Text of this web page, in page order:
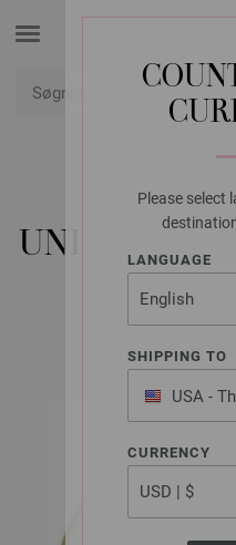
Please select
LANGUAGE
SHIPPING TO
USA -
of America
CURRENCY
UNION